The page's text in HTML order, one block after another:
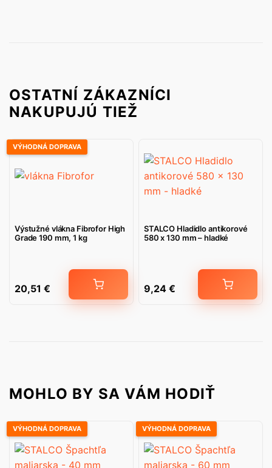
OSTATNÍ ZÁKAZNÍCI
NAKUPUJÚ TIEŽ
VÝHODNÁ DOPRAVA
Výstužné vlákna Fibrofor High
Grade 190 mm, 1 kg
20,51 €
STALCO Hladidlo antikorové
580 x 130 mm – hladké
9,24 €
MOHLO BY SA VÁM HODIŤ
VÝHODNÁ DOPRAVA VÝHODNÁ DOPRAVA